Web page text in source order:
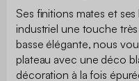
Ses finitions mates et
industriel une touche
basse élégante, nous
plateau avec une déco
décoration à la fois